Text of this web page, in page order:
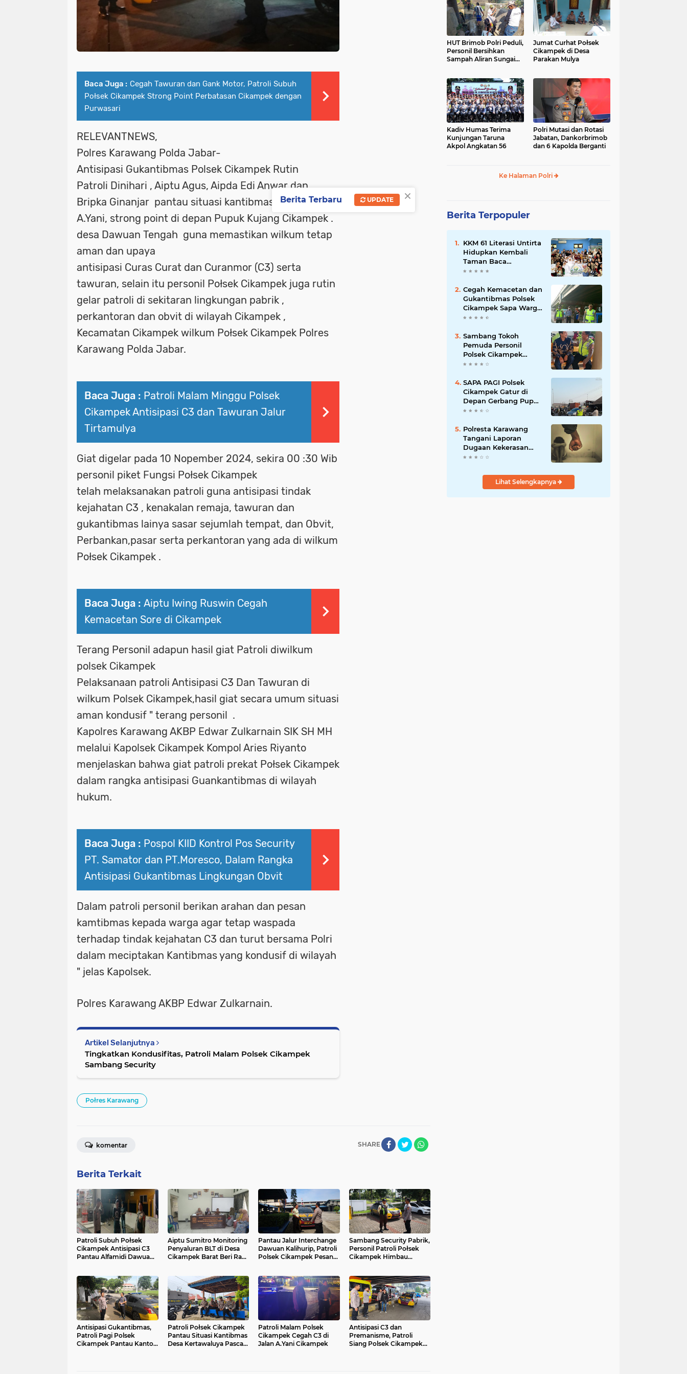
Baca Juga : Cegah Tawuran dan Gank Motor, Patroli Subuh
Połsek Cikampek Strong Point Perbatasan Cikampek dengan
Purwasari
RELEVANTNEWS,
Polres Karawang Polda Jabar-
Antisipasi Gukantibmas Polsek Cikampek Rutin
Patroli Dinihari , Aiptu Agus, Aipda Edi Anwar dan
Bripka Ginanjar pantau situasi kantibmas di Jalan
A.Yani, strong point di depan Pupuk Kujang Cikampek .
desa Dawuan Tengah guna memastikan wilkum tetap
aman dan upaya
antisipasi Curas Curat dan Curanmor (C3) serta
tawuran, selain itu personil Połsek Cikampek juga rutin
gelar patroli di sekitaran lingkungan pabrik ,
perkantoran dan obvit di wilayah Cikampek ,
Kecamatan Cikampek wilkum Połsek Cikampek Polres
Karawang Polda Jabar.
Baca Juga : Patroli Malam Minggu Polsek
Cikampek Antisipasi C3 dan Tawuran Jalur
Tirtamulya
Giat digelar pada 10 Nopember 2024, sekira 00 :30 Wib
personil piket Fungsi Połsek Cikampek
telah melaksanakan patroli guna antisipasi tindak
kejahatan C3 , kenakalan remaja, tawuran dan
gukantibmas lainya sasar sejumlah tempat, dan Obvit,
Perbankan,pasar serta perkantoran yang ada di wilkum
Połsek Cikampek .
Baca Juga : Aiptu Iwing Ruswin Cegah
Kemacetan Sore di Cikampek
Terang Personil adapun hasil giat Patroli diwilkum
polsek Cikampek
Pelaksanaan patroli Antisipasi C3 Dan Tawuran di
wilkum Polsek Cikampek,hasil giat secara umum situasi
aman kondusif " terang personil .
Kapolres Karawang AKBP Edwar Zulkarnain SIK SH MH
melalui Kapolsek Cikampek Kompol Aries Riyanto
menjelaskan bahwa giat patroli prekat Połsek Cikampek
dalam rangka antisipasi Guankantibmas di wilayah
hukum.
Baca Juga : Pospol KIID Kontrol Pos Security
PT. Samator dan PT.Moresco, Dalam Rangka
Antisipasi Gukantibmas Lingkungan Obvit
Dalam patroli personil berikan arahan dan pesan
kamtibmas kepada warga agar tetap waspada
terhadap tindak kejahatan C3 dan turut bersama Polri
dalam meciptakan Kantibmas yang kondusif di wilayah
" jelas Kapolsek.
Polres Karawang AKBP Edwar Zulkarnain.
Artikel Selanjutnya
Tingkatkan Kondusifitas, Patroli Malam Polsek Cikampek
Sambang Security
Połres Karawang
SHARE
komentar
Berita Terkait
Patroli Subuh Połsek
Cikampek Antisipasi C3
Pantau Alfamidi Dawuan
Aiptu Sumitro Monitoring
Penyaluran BLT di Desa
Cikampek Barat Beri Rasa
Pantau Jalur Interchange
Dawuan Kalihurip, Patroli
Polsek Cikampek Pesan
Sambang Security Pabrik,
Personil Patroli Połsek
Cikampek Himbau
Antisipasi Gukantibmas,
Patroli Pagi Polsek
Cikampek Pantau Kantor
Patroli Połsek Cikampek
Pantau Situasi Kantibmas
Desa Kertawaluya Pasca
Patroli Malam Polsek
Cikampek Cegah C3 di
Jalan A.Yani Cikampek
Antisipasi C3 dan
Premanisme, Patroli
Siang Polsek Cikampek
HUT Brimob Polri Peduli,
Personil Bersihkan
Sampah Aliran Sungai
Jumat Curhat Połsek
Cikampek di Desa
Parakan Mulya
Kadiv Humas Terima
Kunjungan Taruna
Akpol Angkatan 56
Polri Mutasi dan Rotasi
Jabatan, Dankorbrimob
dan 6 Kapolda Berganti
Ke Halaman Polri
Berita Terpopuler
KKM 61 Literasi Untirta
Hidupkan Kembali
Taman Baca
Masyarakat di
Program dengan
Festival Literasi
Cegah Kemacetan dan
Gukantibmas Polsek
Cikampek Sapa Warga
di Bawah Fly Over
Sambang Tokoh
Pemuda Personil
Polsek Cikampek
Aiptu Sarin Himbau
SAPA PAGI Polsek
Cikampek Gatur di
Depan Gerbang Pupuk
Kujang Wujudkan
Polresta Karawang
Tangani Laporan
Dugaan Kekerasan
terhadap Anak, Proses
Dilakukan Satres PPA
Lihat Selengkapnya
×
Berita Terbaru UPDATE